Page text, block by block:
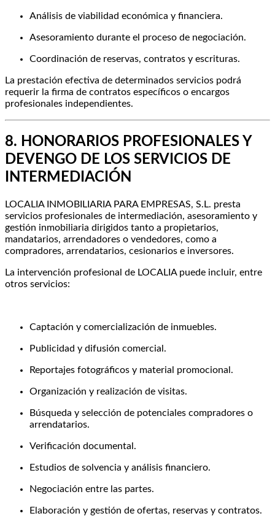
Análisis de viabilidad económica y financiera.
Asesoramiento durante el proceso de negociación.
Coordinación de reservas, contratos y escrituras.
La prestación efectiva de determinados servicios podrá
requerir la firma de contratos específicos o encargos
profesionales independientes.
8. HONORARIOS PROFESIONALES Y
DEVENGO DE LOS SERVICIOS DE
INTERMEDIACIÓN
LOCALIA INMOBILIARIA PARA EMPRESAS, S.L. presta
servicios profesionales de intermediación, asesoramiento y
gestión inmobiliaria dirigidos tanto a propietarios,
mandatarios, arrendadores o vendedores, como a
compradores, arrendatarios, cesionarios e inversores.
La intervención profesional de LOCALIA puede incluir, entre
otros servicios:
Captación y comercialización de inmuebles.
Publicidad y difusión comercial.
Reportajes fotográficos y material promocional.
Organización y realización de visitas.
Búsqueda y selección de potenciales compradores o
arrendatarios.
Verificación documental.
Estudios de solvencia y análisis financiero.
Negociación entre las partes.
Elaboración y gestión de ofertas, reservas y contratos.